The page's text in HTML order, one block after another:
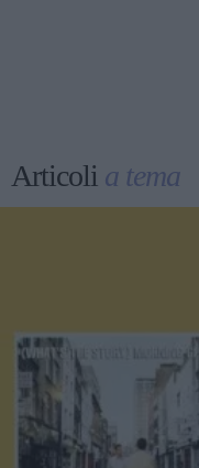
Articoli a tema